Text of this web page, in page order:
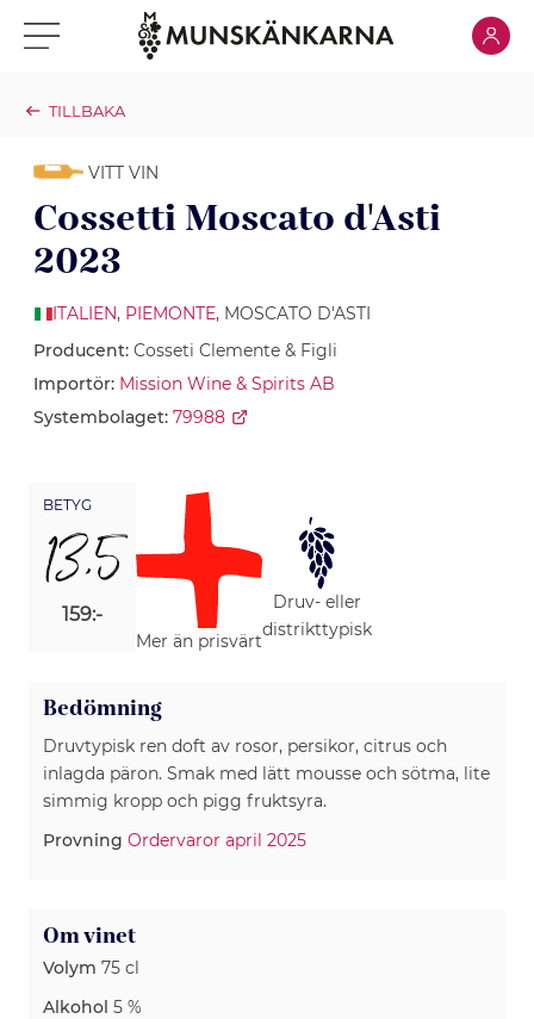
Klicka för meny Klicka
TILLBAKA
VITT VIN
Cossetti Moscato d'Asti
2023
ITALIEN, PIEMONTE, MOSCATO D'ASTI
Producent: Cosseti Clemente & Figli
Importör: Mission Wine & Spirits AB
Systembolaget: 79988
BETYG
13,5
159:-
Mer än prisvärt
Druv- eller
distrikttypisk
Bedömning
Druvtypisk ren doft av rosor, persikor, citrus och
inlagda päron. Smak med lätt mousse och sötma, lite
simmig kropp och pigg fruktsyra.
Provning Ordervaror april 2025
Om vinet
Volym 75 cl
Alkohol 5 %